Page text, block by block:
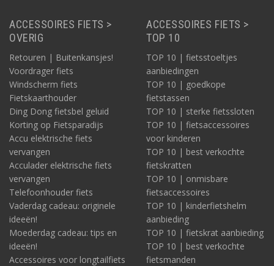
ACCESSOIRES FIETS >
OVERIG
Retouren | Buitenkansjes!
Voordrager fiets
Windscherm fiets
Fietskaarthouder
Ding Dong fietsbel geluid
Korting op Fietsparadijs
Accu elektrische fiets
vervangen
Acculader elektrische fiets
vervangen
Telefoonhouder fiets
Vaderdag cadeau: originele
ideeën!
Moederdag cadeau: tips en
ideeën!
Accessoires voor longtailfiets
ACCESSOIRES FIETS >
TOP 10
TOP 10 | fietsstoeltjes
aanbiedingen
TOP 10 | goedkope
fietstassen
TOP 10 | sterke fietssloten
TOP 10 | fietsaccessoires
voor kinderen
TOP 10 | best verkochte
fietskratten
TOP 10 | onmisbare
fietsaccessoires
TOP 10 | kinderfietshelm
aanbieding
TOP 10 | fietskrat aanbieding
TOP 10 | best verkochte
fietsmanden